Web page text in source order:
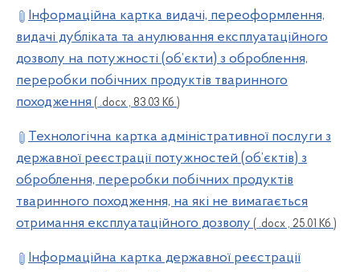
Інформаційна картка видачі, переоформлення,
видачі дубліката та анулювання експлуатаційного
дозволу на потужності (об’єкти) з оброблення,
переробки побічних продуктів тваринного
походження ( .docx , 83.03 Кб )
Технологічна картка адміністративної послуги з
державної реєстрації потужностей (об’єктів) з
оброблення, переробки побічних продуктів
тваринного походження, на які не вимагається
отримання експлуатаційного дозволу ( .docx , 25.01 Кб )
Інформаційна картка державної реєстрації